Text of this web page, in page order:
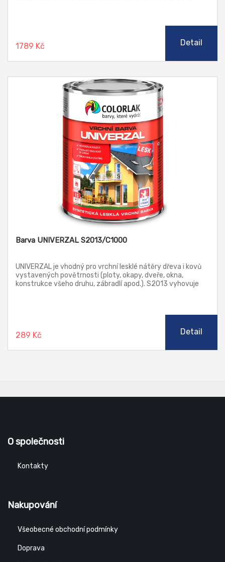
1789 Kč Detail
Barva UNIVERZAL S2013/C1000
UNIVERZAL je vhodný pro vrchní lesklé nátěry dřeva i kovů
vystavených povětrnosti (ploty, okapy, dveře, okna,
konstrukce všeho druhu, zábradlí apod.). S2013 vyhovuje
289 Kč Detail
O společnosti
Kontakty
Nakupování
Všeobecné obchodní podmínky
Doprava